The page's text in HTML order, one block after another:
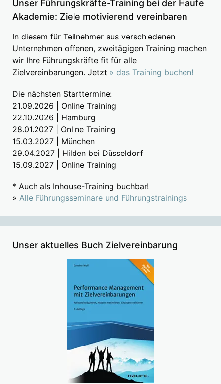
Unser Führungskräfte-Training bei der Haufe
Akademie: Ziele motivierend vereinbaren
In diesem für Teilnehmer aus verschiedenen
Unternehmen offenen, zweitägigen Training machen
wir Ihre Führungskräfte fit für alle
Zielvereinbarungen. Jetzt » das Training buchen!
Die nächsten Starttermine:
21.09.2026 | Online Training
22.10.2026 | Hamburg
28.01.2027 | Online Training
15.03.2027 | München
29.04.2027 | Hilden bei Düsseldorf
15.09.2027 | Online Training
* Auch als Inhouse-Training buchbar!
» Alle Führungsseminare und Führungstrainings
Unser aktuelles Buch Zielvereinbarung